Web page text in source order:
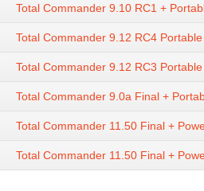
Total Commander 9.10 RC1 +
Total Commander 9.12 RC4 Portable
Total Commander 9.12 RC3 Portable
Total Commander 9.0a Final +
Total Commander 11.50 Final +
Total Commander 11.50 Final +